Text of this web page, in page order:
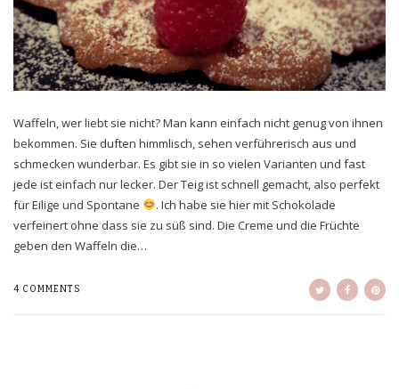
Waffeln, wer liebt sie nicht? Man kann einfach nicht genug von ihnen
bekommen. Sie duften himmlisch, sehen verführerisch aus und
schmecken wunderbar. Es gibt sie in so vielen Varianten und fast
jede ist einfach nur lecker. Der Teig ist schnell gemacht, also perfekt
für Eilige und Spontane
. Ich habe sie hier mit Schokolade
verfeinert ohne dass sie zu süß sind. Die Creme und die Früchte
geben den Waffeln die…
4 COMMENTS